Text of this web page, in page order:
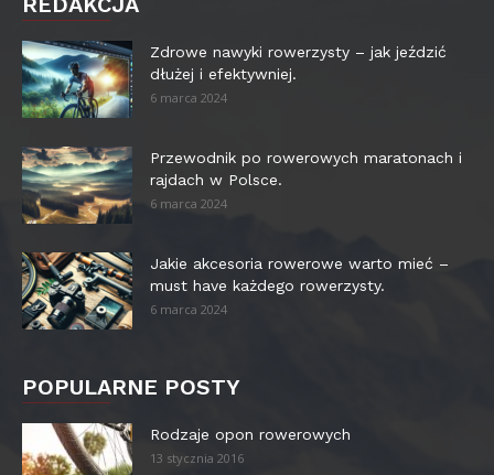
Zdrowe nawyki rowerzysty – jak jeździć
dłużej i efektywniej.
6 marca 2024
Przewodnik po rowerowych maratonach i
rajdach w Polsce.
6 marca 2024
Jakie akcesoria rowerowe warto mieć –
must have każdego rowerzysty.
6 marca 2024
POPULARNE POSTY
Rodzaje opon rowerowych
13 stycznia 2016